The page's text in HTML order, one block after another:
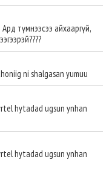
түмнээсээ айхааргүй,
ni shalgasan yumuu
hytadad ugsun ynhan
hytadad ugsun ynhan